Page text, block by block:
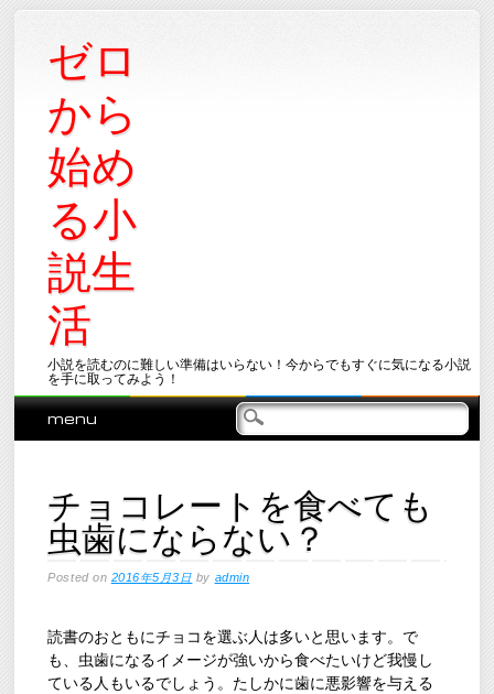
ゼロ
から
始め
る小
説生
活
小説を読むのに難しい準備はいらない！今からでもすぐに気になる小説
を手に取ってみよう！
Main menu
Skip
menu
チョコレートを食べても
虫歯にならない？
Posted on 2016年5月3日 by admin
読書のおともにチョコを選ぶ人は多いと思います。で
も、虫歯になるイメージが強いから食べたいけど我慢し
ている人もいるでしょう。たしかに歯に悪影響を与える